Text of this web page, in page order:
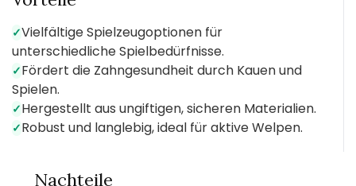
✓Vielfältige Spielzeugoptionen für
unterschiedliche Spielbedürfnisse.
✓Fördert die Zahngesundheit durch Kauen und
Spielen.
✓Hergestellt aus ungiftigen, sicheren Materialien.
✓Robust und langlebig, ideal für aktive Welpen.
Nachteile